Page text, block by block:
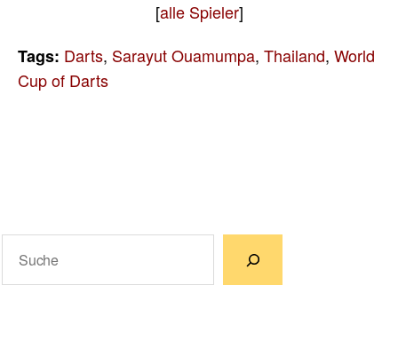
[alle Spieler]
Tags: Darts, Sarayut Ouamumpa, Thailand, World
Cup of Darts